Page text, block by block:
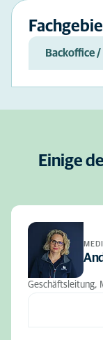
Backoffice
Einige
Geschäftsleitung,